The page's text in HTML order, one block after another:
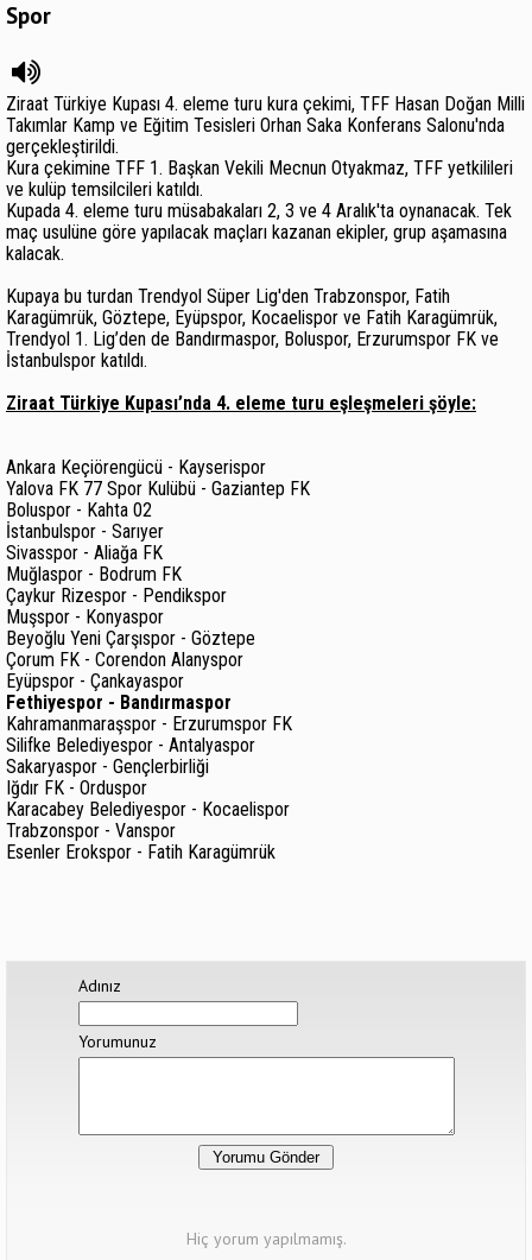
Spor
Ziraat Türkiye Kupası 4. eleme turu kura çekimi, TFF Hasan Doğan Milli
Takımlar Kamp ve Eğitim Tesisleri Orhan Saka Konferans Salonu'nda
gerçekleştirildi.
Kura çekimine TFF 1. Başkan Vekili Mecnun Otyakmaz, TFF yetkilileri
ve kulüp temsilcileri katıldı.
Kupada 4. eleme turu müsabakaları 2, 3 ve 4 Aralık'ta oynanacak. Tek
maç usulüne göre yapılacak maçları kazanan ekipler, grup aşamasına
kalacak.
Kupaya bu turdan Trendyol Süper Lig'den Trabzonspor, Fatih
Karagümrük, Göztepe, Eyüpspor, Kocaelispor ve Fatih Karagümrük,
Trendyol 1. Lig’den de Bandırmaspor, Boluspor, Erzurumspor FK ve
İstanbulspor katıldı.
Ziraat Türkiye Kupası’nda 4. eleme turu eşleşmeleri şöyle:
Ankara Keçiörengücü - Kayserispor
Yalova FK 77 Spor Kulübü - Gaziantep FK
Boluspor - Kahta 02
İstanbulspor - Sarıyer
Sivasspor - Aliağa FK
Muğlaspor - Bodrum FK
Çaykur Rizespor - Pendikspor
Muşspor - Konyaspor
Beyoğlu Yeni Çarşıspor - Göztepe
Çorum FK - Corendon Alanyspor
Eyüpspor - Çankayaspor
Fethiyespor - Bandırmaspor
Kahramanmaraşspor - Erzurumspor FK
Silifke Belediyespor - Antalyaspor
Sakaryaspor - Gençlerbirliği
Iğdır FK - Orduspor
Karacabey Belediyespor - Kocaelispor
Trabzonspor - Vanspor
Esenler Erokspor - Fatih Karagümrük
Adınız
Yorumunuz
Hiç yorum yapılmamış.